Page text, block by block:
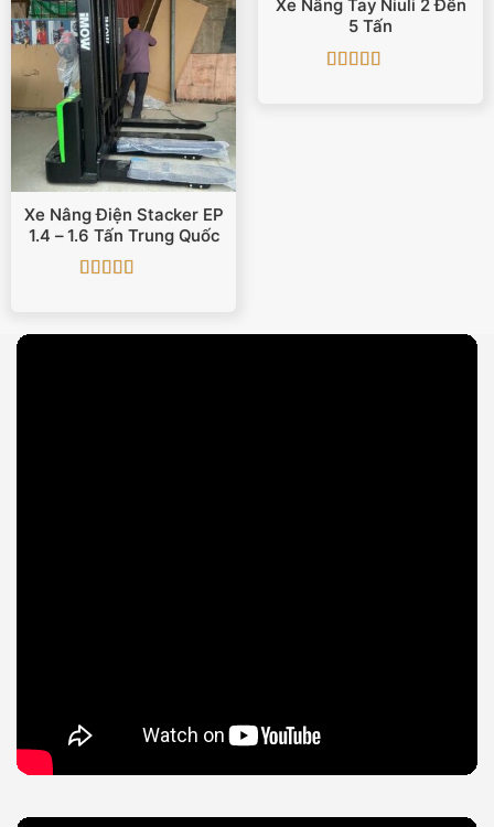
Xe Nâng Điện Stacker EP
1.4 – 1.6 Tấn Trung Quốc
Xe Nâng Tay Niuli 2 Đến
5 Tấn